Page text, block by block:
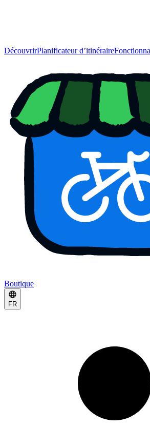
DécouvrirPlanificateur d’itinéraire
Boutique
FR